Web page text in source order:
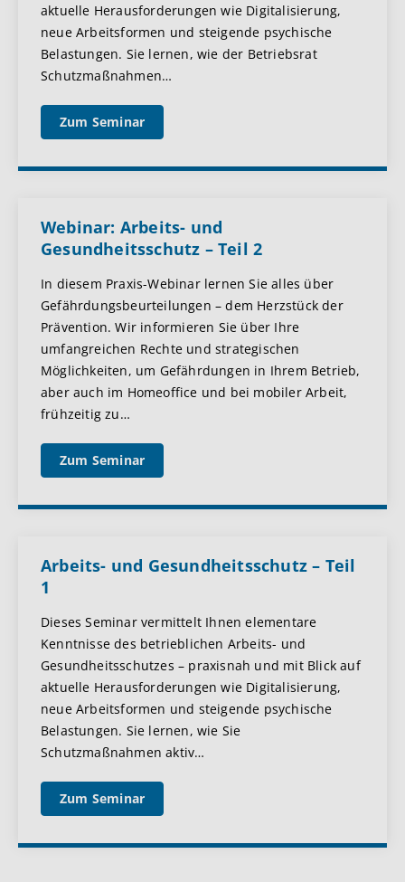
aktuelle Herausforderungen wie Digitalisierung,
neue Arbeitsformen und steigende psychische
Belastungen. Sie lernen, wie der Betriebsrat
Schutzmaßnahmen…
Zum Seminar
Webinar: Arbeits- und
Gesundheitsschutz – Teil 2
In diesem Praxis-Webinar lernen Sie alles über
Gefährdungsbeurteilungen – dem Herzstück der
Prävention. Wir informieren Sie über Ihre
umfangreichen Rechte und strategischen
Möglichkeiten, um Gefährdungen in Ihrem Betrieb,
aber auch im Homeoffice und bei mobiler Arbeit,
frühzeitig zu…
Zum Seminar
Arbeits- und Gesundheitsschutz – Teil
1
Dieses Seminar vermittelt Ihnen elementare
Kenntnisse des betrieblichen Arbeits- und
Gesundheitsschutzes – praxisnah und mit Blick auf
aktuelle Herausforderungen wie Digitalisierung,
neue Arbeitsformen und steigende psychische
Belastungen. Sie lernen, wie Sie
Schutzmaßnahmen aktiv…
Zum Seminar